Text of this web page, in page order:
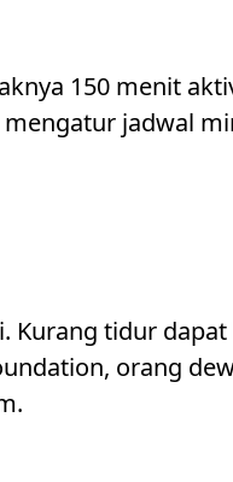
150 menit
jadwal
tidur
orang